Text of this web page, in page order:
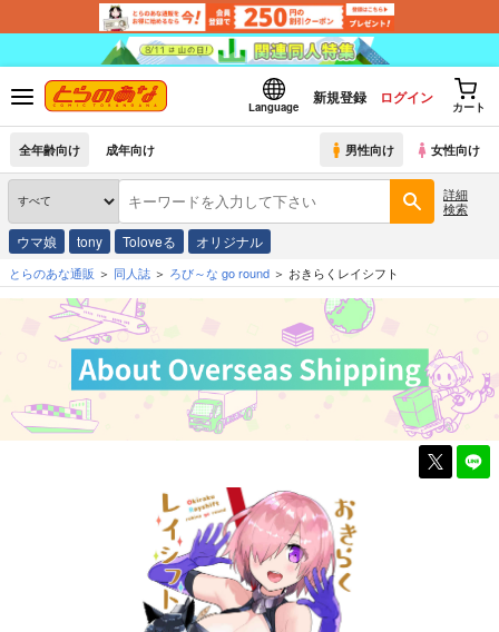
Language
新規登録 ログイン
カート
全年齢向け 成年向け 男性向け 女性向け
詳細
検索
ウマ娘 tony Toloveる オリジナル
とらのあな通販 同人誌 ろび～な go round おきらくレイシフト